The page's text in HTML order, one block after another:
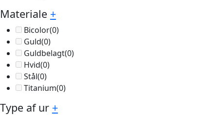
Materiale +
Bicolor(0)
Guld(0)
Guldbelagt(0)
Hvid(0)
Stål(0)
Titanium(0)
Type af ur +